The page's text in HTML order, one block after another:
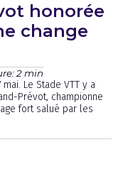
honorée
change
2 min
Le Stade VTT y a
Prévot, championne
fort salué par les